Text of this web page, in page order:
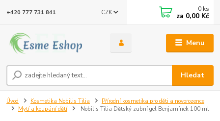
Menu
CZK
Hledat
+420 777 731 841 0 ks
za 0,00 Kč
Úvod Kosmetika Nobilis Tilia
Přírodní kosmetika pro děti a novorozence
Mytí a koupání dětí
Nobilis Tilia Dětský zubní gel Benjamínek 100 ml